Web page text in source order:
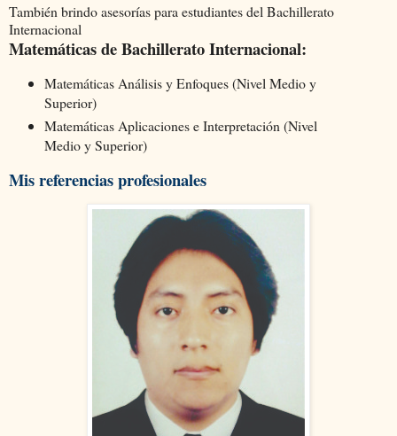
También brindo asesorías para estudiantes del Bachillerato
Internacional
Matemáticas de Bachillerato Internacional:
Matemáticas Análisis y Enfoques (Nivel Medio y
Superior)
Matemáticas Aplicaciones e Interpretación (Nivel
Medio y Superior)
Mis referencias profesionales